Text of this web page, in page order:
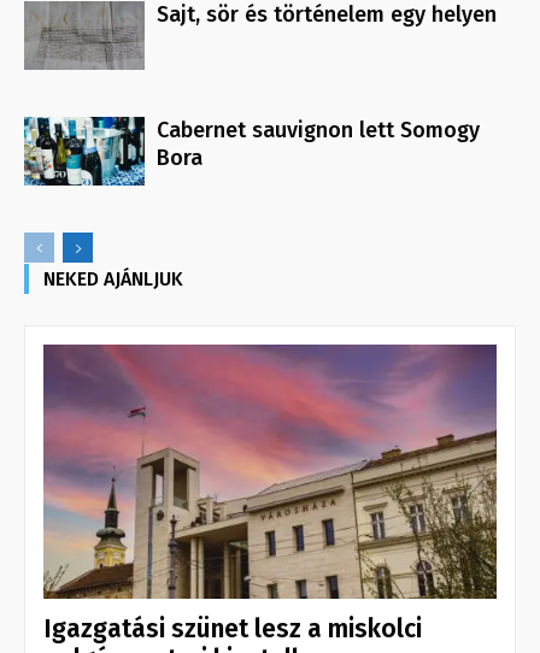
Sajt, sör és történelem egy helyen
Cabernet sauvignon lett Somogy
Bora
NEKED AJÁNLJUK
Igazgatási szünet lesz a miskolci